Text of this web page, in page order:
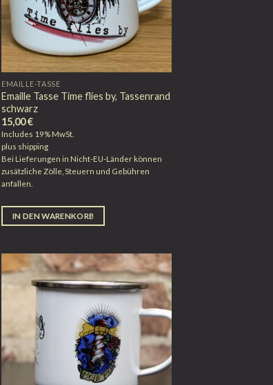
EMAILLE-TASSE
Emaille Tasse Time flies by, Tassenrand
schwarz
15,00€
Includes 19% MwSt.
plus shipping
Bei Lieferungen in Nicht-EU-Länder können
zusätzliche Zölle, Steuern und Gebühren
anfallen.
IN DEN WARENKORB